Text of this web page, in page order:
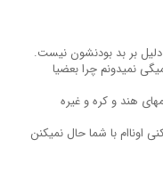
بر بد بودنشون نیست.
نمیدونم چرا بعضیا
هند و کره و غیره
اوناام با شما حال نمیکنن